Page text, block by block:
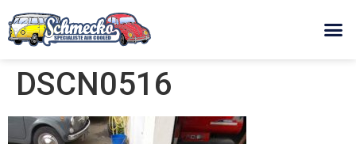
DSCN0516